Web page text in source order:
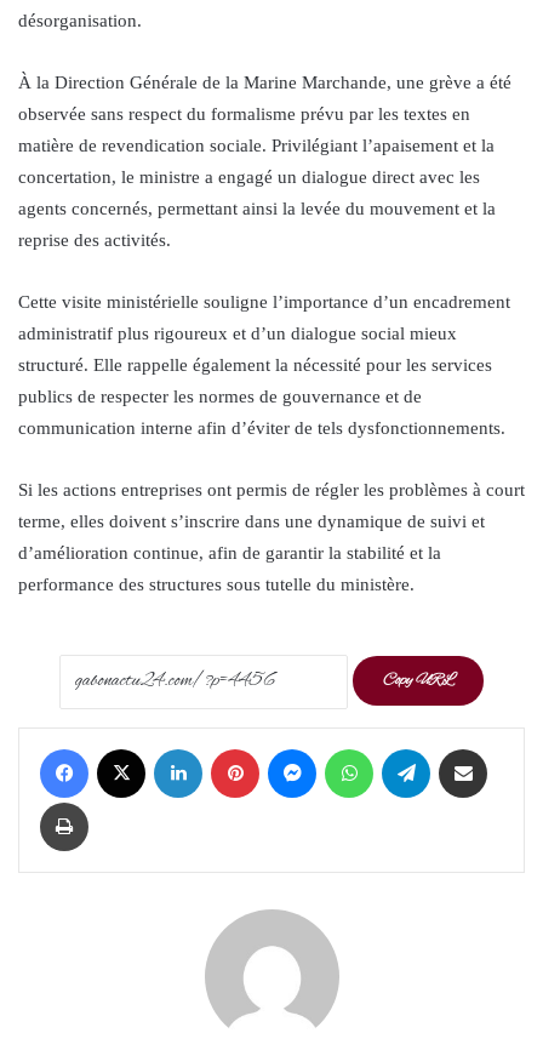
désorganisation.
À la Direction Générale de la Marine Marchande, une grève a été
observée sans respect du formalisme prévu par les textes en
matière de revendication sociale. Privilégiant l’apaisement et la
concertation, le ministre a engagé un dialogue direct avec les
agents concernés, permettant ainsi la levée du mouvement et la
reprise des activités.
Cette visite ministérielle souligne l’importance d’un encadrement
administratif plus rigoureux et d’un dialogue social mieux
structuré. Elle rappelle également la nécessité pour les services
publics de respecter les normes de gouvernance et de
communication interne afin d’éviter de tels dysfonctionnements.
Si les actions entreprises ont permis de régler les problèmes à court
terme, elles doivent s’inscrire dans une dynamique de suivi et
d’amélioration continue, afin de garantir la stabilité et la
performance des structures sous tutelle du ministère.
Copy URL
Facebook LinkedIn Pinterest Messenger WhatsApp Telegram
Print